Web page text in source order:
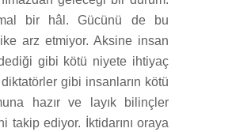
bir hâl. Gücünü de bu
arz etmiyor. Aksine insan
gibi kötü niyete ihtiyaç
gibi insanların kötü
hazır ve layık bilinçler
takip ediyor. İktidarını oraya